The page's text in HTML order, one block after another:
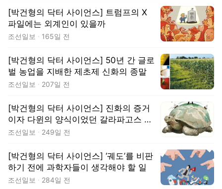
[박건형의 닥터 사이언스] 트럼프의 X
파일에는 외계인이 있을까
조선일보 165일 전
[박건형의 닥터 사이언스] 50년 간 글로
벌 농업을 지배한 제초제 신화의 종말
조선일보 207일 전
[박건형의 닥터 사이언스] 진화의 증거
이자 다윈의 양식이었던 갈라파고스 거
북
조선일보 249일 전
[박건형의 닥터 사이언스] ‘궤도’를 비판
하기 전에 과학자들이 생각해야 할 일
조선일보 284일 전